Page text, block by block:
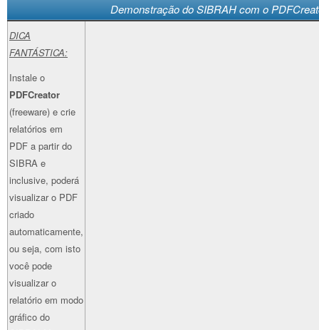
Demonstração do SIBRAH com o
DICA
FANTÁSTICA:
Instale o
PDFCreator
(freeware) e crie
relatórios em
PDF a partir do
SIBRA e
inclusive, poderá
visualizar o PDF
criado
automaticamente,
ou seja, com isto
você pode
visualizar o
relatório em modo
gráfico do